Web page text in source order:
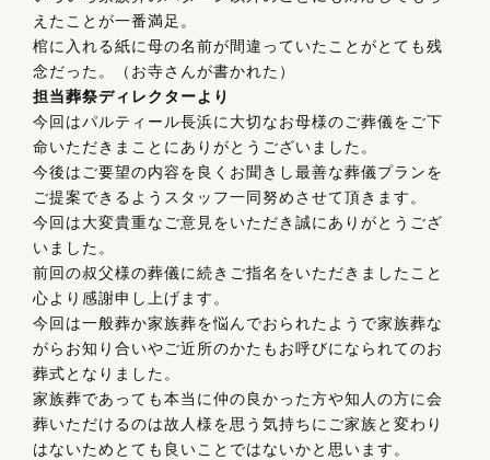
えたことが一番満足。
棺に入れる紙に母の名前が間違っていたことがとても残
念だった。（お寺さんが書かれた）
担当葬祭ディレクターより
今回はパルティール長浜に大切なお母様のご葬儀をご下
命いただきまことにありがとうございました。
今後はご要望の内容を良くお聞きし最善な葬儀プランを
ご提案できるようスタッフ一同努めさせて頂きます。
今回は大変貴重なご意見をいただき誠にありがとうござ
いました。
前回の叔父様の葬儀に続きご指名をいただきましたこと
心より感謝申し上げます。
今回は一般葬か家族葬を悩んでおられたようで家族葬な
がらお知り合いやご近所のかたもお呼びになられてのお
葬式となりました。
家族葬であっても本当に仲の良かった方や知人の方に会
葬いただけるのは故人様を思う気持ちにご家族と変わり
はないためとても良いことではないかと思います。